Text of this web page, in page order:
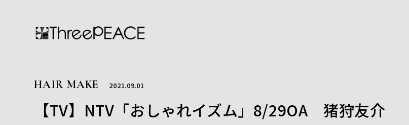
HAIR MAKE 2021.09.01
【TV】NTV「おしゃれイズム」8/29OA 猪狩友介